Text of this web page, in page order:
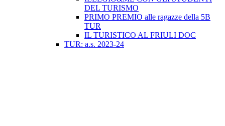
DEL TURISMO
PRIMO PREMIO alle ragazze della 5B
TUR
IL TURISTICO AL FRIULI DOC
TUR: a.s. 2023-24